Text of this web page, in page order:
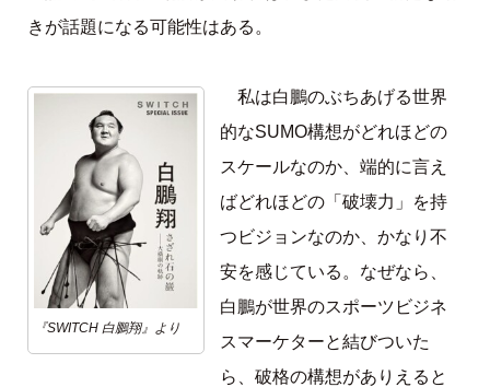
きが話題になる可能性はある。
『SWITCH 白鵬翔』より
私は白鵬のぶちあげる世界
的なSUMO構想がどれほどの
スケールなのか、端的に言え
ばどれほどの「破壊力」を持
つビジョンなのか、かなり不
安を感じている。なぜなら、
白鵬が世界のスポーツビジネ
スマーケターと結びついた
ら、破格の構想がありえると